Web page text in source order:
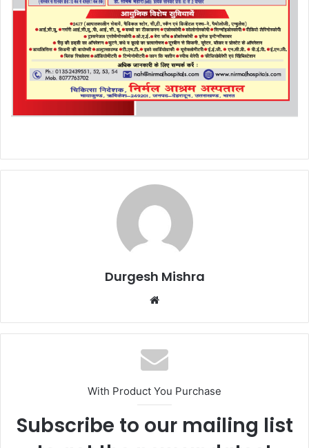
Durgesh Mishra
Website
With Product You Purchase
Subscribe to our mailing list